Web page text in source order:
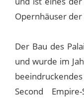
Opernhäuser der
Der Bau des
und wurde im
Second